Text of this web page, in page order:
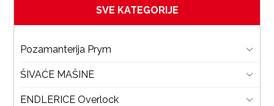
SVE KATEGORIJE
Pozamanterija Prym
ŠIVAĆE MAŠINE
ENDLERICE Overlock